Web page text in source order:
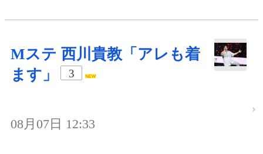
Mステ 西川貴教「アレも着
ます」
3
08月07日 12:33